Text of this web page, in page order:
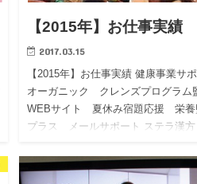
【2015年】お仕事実績
2017.03.15
【2015年】お仕事実績 健康事業サ
オーガニック クレンズプログラム
WEBサイト 夏休み宿題応援 栄養
プラス メールサポート ステラ漢